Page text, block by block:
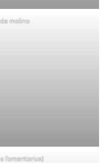
molino
fomentarius)